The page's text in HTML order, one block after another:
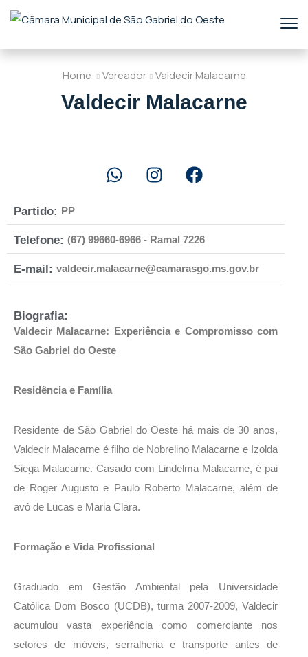
Home Vereador Valdecir Malacarne
Valdecir Malacarne
Partido: PP
Telefone: (67) 99660-6966 - Ramal 7226
E-mail: valdecir.malacarne@camarasgo.ms.gov.br
Biografia:
Valdecir Malacarne: Experiência e Compromisso com
São Gabriel do Oeste
Residência e Família
Residente de São Gabriel do Oeste há mais de 30 anos,
Valdecir Malacarne é filho de Nobrelino Malacarne e Izolda
Siega Malacarne. Casado com Lindelma Malacarne, é pai
de Roger Augusto e Paulo Roberto Malacarne, além de
avô de Lucas e Maria Clara.
Formação e Vida Profissional
Graduado em Gestão Ambiental pela Universidade
Católica Dom Bosco (UCDB), turma 2007-2009, Valdecir
acumulou vasta experiência como comerciante nos
setores de móveis, serralheria e transporte antes de